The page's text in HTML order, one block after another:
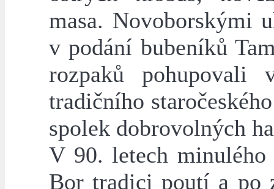
masa. Novoborskými
v podání bubeníků
rozpaků pohupovali
tradičního
spolek dobrovolných
V 90. letech
Bor tradici poutí a po